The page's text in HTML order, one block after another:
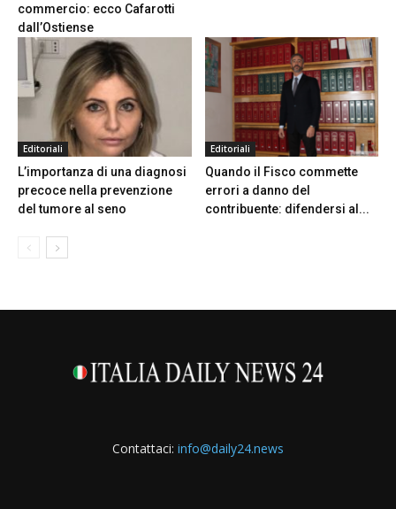
commercio: ecco Cafarotti
dall’Ostiense
Editoriali
L’importanza di una diagnosi
precoce nella prevenzione
del tumore al seno
Editoriali
Quando il Fisco commette
errori a danno del
contribuente: difendersi al...
Contattaci: info@daily24.news